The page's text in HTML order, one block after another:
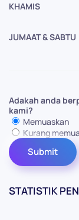
2:00
JUMAAT & SABTU
Adakah anda
kami?
Memuaskan
Kurang
STATISTIK